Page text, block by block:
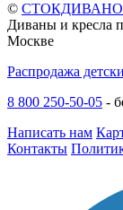
©
Диваны и кресла
Москве
Распродажа
8 800 250-50-05 -
Написать нам
Контакты